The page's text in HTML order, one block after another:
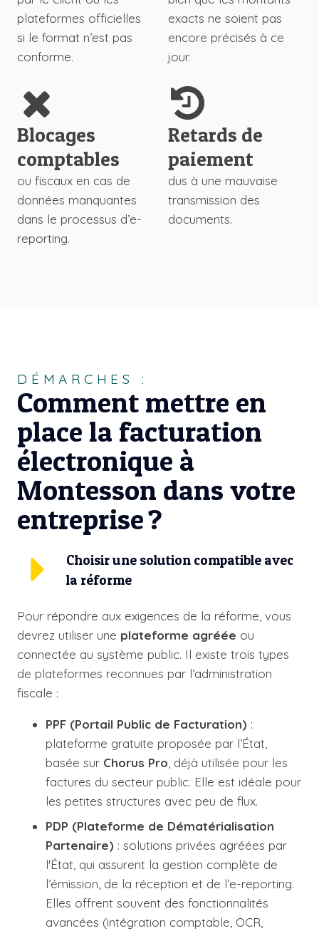
plateformes officielles
si le format n’est pas
conforme.
exacts ne soient pas
encore précisés à ce
jour.
Blocages
comptables
ou fiscaux en cas de
données manquantes
dans le processus d’e-
reporting.
Retards de
paiement
dus à une mauvaise
transmission des
documents.
DÉMARCHES :
Comment mettre en
place la facturation
électronique à
Montesson dans votre
entreprise ?
Choisir une solution compatible avec
la réforme
Pour répondre aux exigences de la réforme, vous
devrez utiliser une plateforme agréée ou
connectée au système public. Il existe trois types
de plateformes reconnues par l’administration
fiscale :
PPF (Portail Public de Facturation) :
plateforme gratuite proposée par l’État,
basée sur Chorus Pro , déjà utilisée pour les
factures du secteur public. Elle est idéale pour
les petites structures avec peu de flux.
PDP (Plateforme de Dématérialisation
Partenaire) : solutions privées agréées par
l'État, qui assurent la gestion complète de
l’émission, de la réception et de l’e-reporting.
Elles offrent souvent des fonctionnalités
avancées (intégration comptable, OCR,